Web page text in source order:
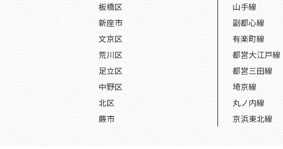
板橋区
新座市
文京区
荒川区
足立区
中野区
北区
蕨市
山手線
副都心線
有楽町線
都営大江戸線
都営三田線
埼京線
丸ノ内線
京浜東北線